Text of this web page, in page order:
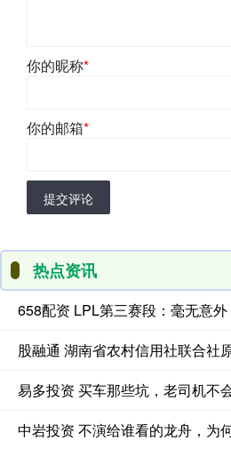
你的昵称*
你的邮箱*
提交评论
热点资讯
658配资 LPL第三赛段：毫无意
股融通 湖南省农村信用社联合社
易多投资 买车那些坑，老司机不
中岩投资 不演给谁看的龙舟，为